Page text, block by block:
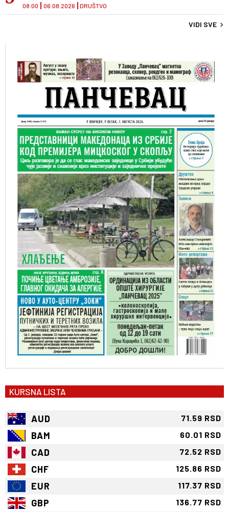
DRUŠTVO
08:00 06.08.2026
VIDI SVE
KURSNA LISTA
AUD 71.59 RSD
BAM 60.01 RSD
CAD 72.52 RSD
CHF 125.86 RSD
EUR 117.37 RSD
GBP 136.77 RSD